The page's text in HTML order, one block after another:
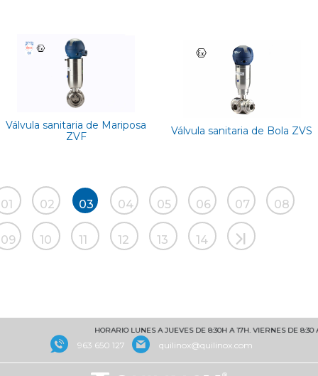
Válvula sanitaria de Mariposa
ZVF
Válvula sanitaria de Bola ZVS
01 02 03 04 05 06 07 08
09 10 11 12 13 14
HORARIO LUNES A JUEVES DE 8:30H A 17H. VIERNES DE 8:30 A
963 650 127 quilinox@quilinox.com